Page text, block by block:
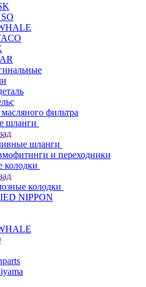
фильтра
шланги
шланги
и переходники
колодки
колодки
NIPPON